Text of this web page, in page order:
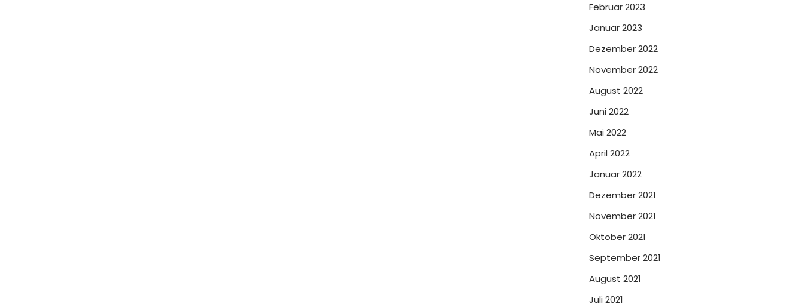
Februar 2023
Januar 2023
Dezember 2022
November 2022
August 2022
Juni 2022
Mai 2022
April 2022
Januar 2022
Dezember 2021
November 2021
Oktober 2021
September 2021
August 2021
Juli 2021